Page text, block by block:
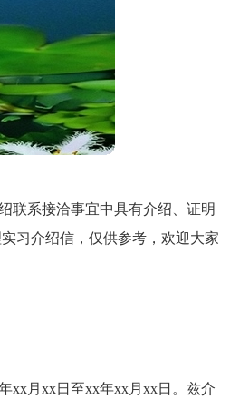
联系接洽事宜中具有介绍、证明
习介绍信，仅供参考，欢迎大家
xx月xx日至xx年xx月xx日。兹介